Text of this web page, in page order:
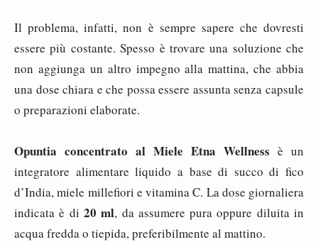
Il problema, infatti, non è sempre sapere che dovresti
essere più costante. Spesso è trovare una soluzione che
non aggiunga un altro impegno alla mattina, che abbia
una dose chiara e che possa essere assunta senza capsule
o preparazioni elaborate.
Opuntia concentrato al Miele Etna Wellness è un
integratore alimentare liquido a base di succo di fico
d’India, miele millefiori e vitamina C. La dose giornaliera
indicata è di 20 ml, da assumere pura oppure diluita in
acqua fredda o tiepida, preferibilmente al mattino.